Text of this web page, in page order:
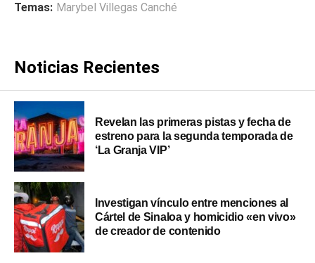
Temas: Marybel Villegas Canché
Noticias Recientes
Revelan las primeras pistas y fecha de
estreno para la segunda temporada de
‘La Granja VIP’
Investigan vínculo entre menciones al
Cártel de Sinaloa y homicidio «en vivo»
de creador de contenido